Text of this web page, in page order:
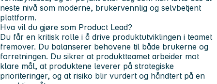
neste nivå som moderne, brukervennlig og selvbetjent
plattform.
Hva vil du gjøre som Product Lead?
Du får en kritisk rolle i å drive produktutviklingen i teamet
fremover. Du balanserer behovene til både brukerne og
forretningen. Du sikrer at produktteamet arbeider mot
klare mål, at produktene leverer på strategiske
prioriteringer, og at risiko blir vurdert og håndtert på en